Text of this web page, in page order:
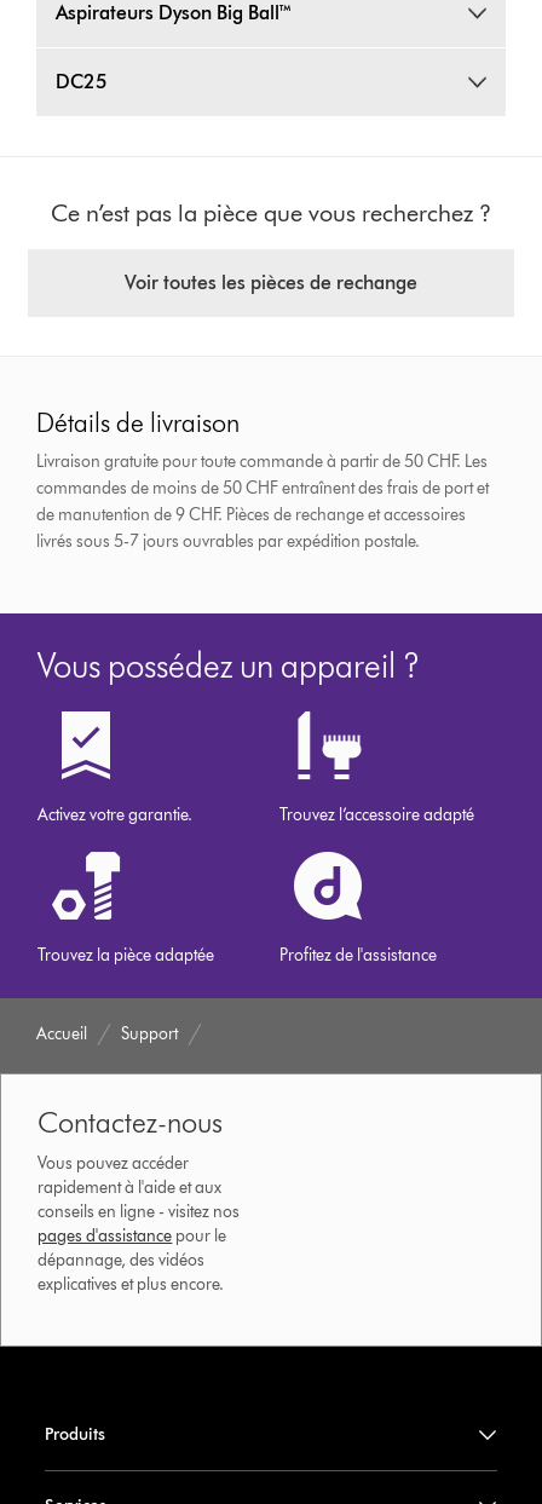
Aspirateurs Dyson Big Ball™
DC25
Ce n’est pas la pièce que vous recherchez ?
Voir toutes les pièces de rechange
Détails de livraison
Livraison gratuite pour toute commande à partir de 50 CHF. Les
commandes de moins de 50 CHF entraînent des frais de port et
de manutention de 9 CHF. Pièces de rechange et accessoires
livrés sous 5-7 jours ouvrables par expédition postale.
Vous possédez un appareil ?
Activez votre garantie. Trouvez l’accessoire adapté
Trouvez la pièce adaptée Profitez de l'assistance
Accueil Support
Contactez-nous
Vous pouvez accéder
rapidement à l'aide et aux
conseils en ligne - visitez nos
pages d'assistance pour le
dépannage, des vidéos
explicatives et plus encore.
Produits